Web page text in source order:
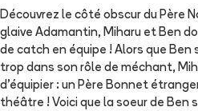
Découvrez le côté obscur du Père
glaive Adamantin, Miharu et Ben
de catch en équipe ! Alors que Ben
trop dans son rôle de méchant,
d'équipier : un Père Bonnet
théâtre ! Voici que la soeur de Ben